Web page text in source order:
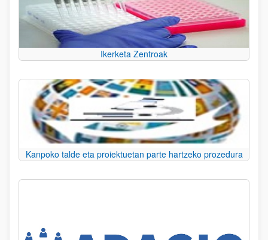
Ikerketa Zentroak
Kanpoko talde eta proiektuetan parte hartzeko prozedura